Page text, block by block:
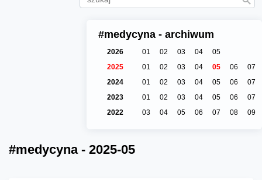
#medycyna - archiwum
2026 01 02 03 04
05
2025
01 02 03 04 05 06
07
2024
01 02 03 04 05 06
07
2023
01 02 03 04 05 06
07
2022
03 04 05 06 07 08 09
#medycyna - 2025-05